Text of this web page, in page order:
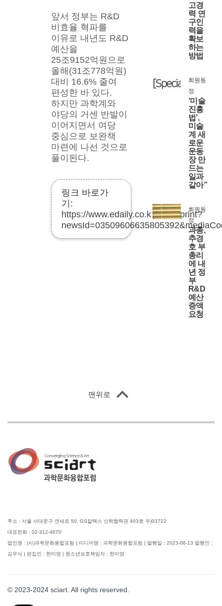
앞서 정부는 R&D
비효율 혁파를
이유로 내년도 R&D
예산을
25조9152억원으로
올해(31조778억원)
대비 16.6% 줄여
편성한 바 있다.
하지만 과학계와
야당의 거센 반발이
이어지면서 여당
중심으로 보완책
마련에 나선 것으로
풀이된다.
링크 바로가
기:
https://www.edaily.co.kr/news/print?
고경
력 연
구인
력을
확보
하는
방법
회원동
정
‘미술
진흥
법’,
미술
계 새
로운
운동
장 만
드는
일과
같아”
회원동
정
과총,
추경
호 부
총리
에 내
년 정
부
R&D
예산
증액
요청
맨위로
주소 : 서울 서대문구 연세로 50, GS칼텍스 산학협력관 403호 우)03722
대표전화 : 02-312-4870
법인명 : (사)과학문화융합포럼 | 미디어명 : 과학문화융합포럼 | 발행일 : 2023-06-13 발행인 :
김우식 | 편집인 : 한미영 | 청소년보호책임자 : 한미영
© 2023-2024 sciart. All rights reserved.